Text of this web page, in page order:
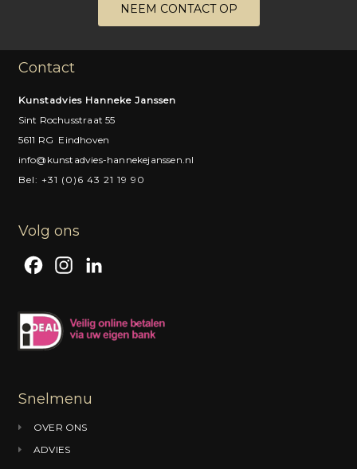
NEEM CONTACT OP
Contact
Kunstadvies Hanneke Janssen
Sint Rochusstraat 55
5611 RG Eindhoven
info@kunstadvies-hannekejanssen.nl
Bel: +31 (0)6 43 21 19 90
Volg ons
c
e
o
k
t
r
a
k
Snelmenu
OVER ONS
ADVIES